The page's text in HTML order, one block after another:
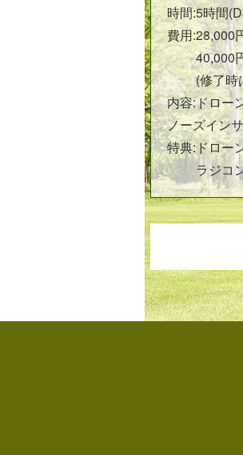
時間:5時間
費用:28,000
40,000
(修了時
内容:ドロー
ノーズイン
特典:ドロー
ラジコ